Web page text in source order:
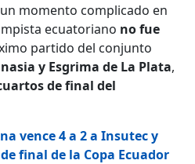
momento complicado en
ecuatoriano no fue
partido del conjunto
y Esgrima de La Plata,
de final del
vence 4 a 2 a Insutec y
final de la Copa Ecuador